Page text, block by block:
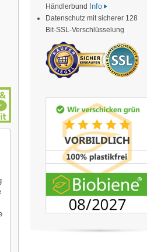
Händlerbund
Info
Datenschutz mit sicherer 128
Bit-SSL-Verschlüsselung